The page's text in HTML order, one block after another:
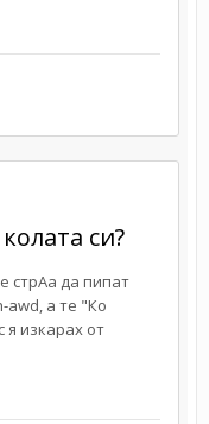
си?
стрАа да пипат
awd, а те "Ко
я изкарах от